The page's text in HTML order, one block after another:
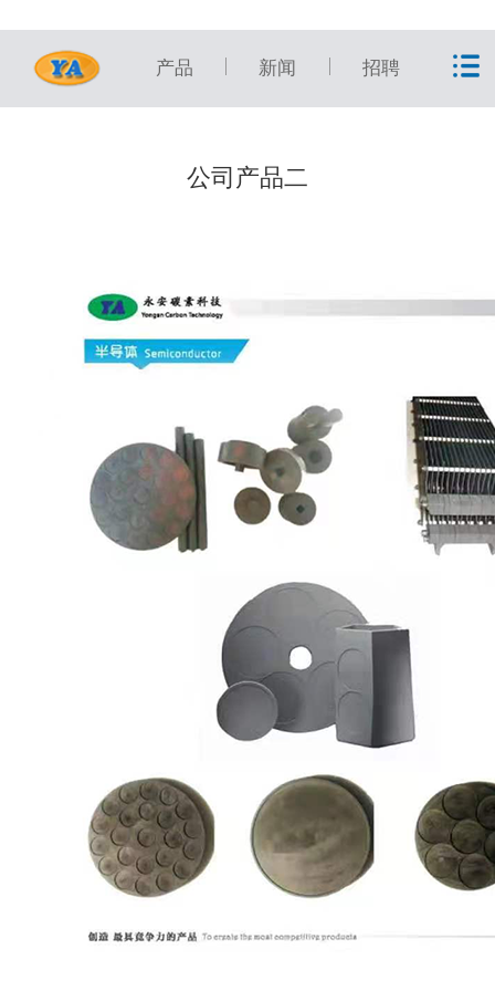
产品 新闻 招聘
公司产品二